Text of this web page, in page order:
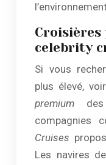
celebrity
Si vous
plus élevé,
premium des
compagnies
Cruises
Les navires